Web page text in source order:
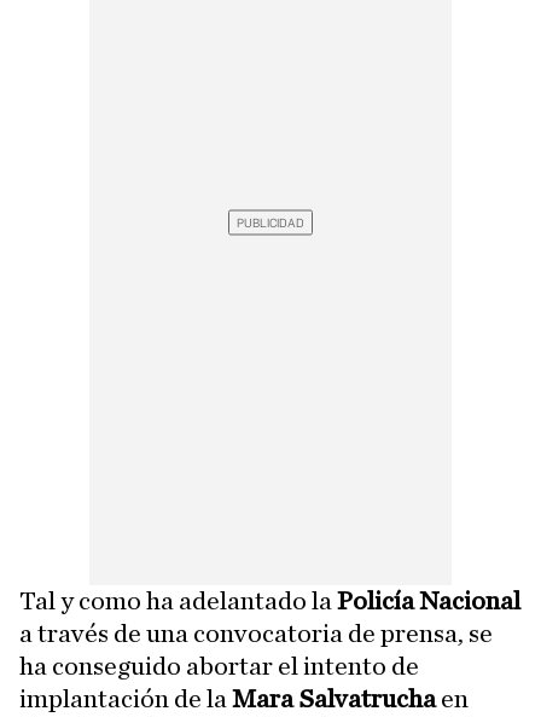
Tal y como ha adelantado la Policía Nacional
a través de una convocatoria de prensa, se
ha conseguido abortar el intento de
implantación de la Mara Salvatruchaen